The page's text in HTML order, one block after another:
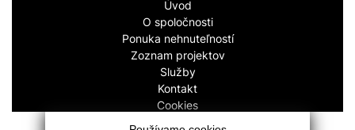
Úvod
O spoločnosti
Ponuka nehnuteľností
Zoznam projektov
Služby
Kontakt
Cookies